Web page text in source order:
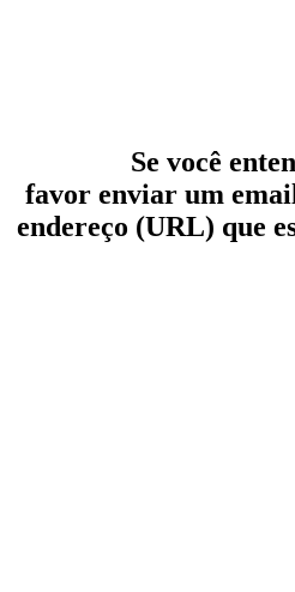
Se você
favor enviar um
endereço (URL) que